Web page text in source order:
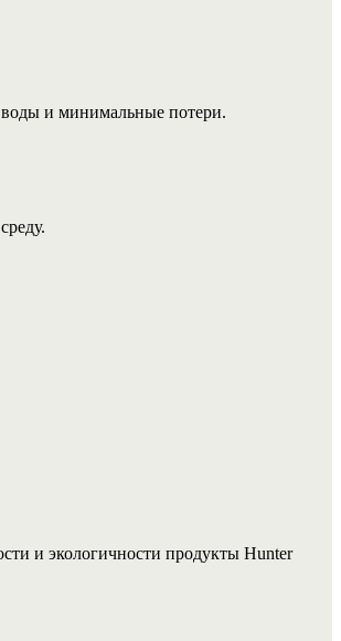
воды и минимальные потери.
и экологичности продукты Hunter